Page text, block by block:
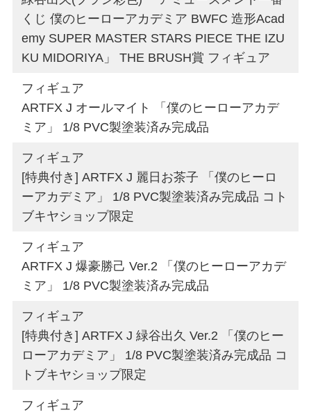
くじ 僕のヒーローアカデミア BWFC 造形Acad
emy SUPER MASTER STARS PIECE THE IZU
KU MIDORIYA」 THE BRUSH賞 フィギュア
フィギュア
ARTFX J オールマイト 「僕のヒーローアカデ
ミア」 1/8 PVC製塗装済み完成品
フィギュア
[特典付き] ARTFX J 麗日お茶子 「僕のヒーロ
ーアカデミア」 1/8 PVC製塗装済み完成品 コト
ブキヤショップ限定
フィギュア
ARTFX J 爆豪勝己 Ver.2 「僕のヒーローアカデ
ミア」 1/8 PVC製塗装済み完成品
フィギュア
[特典付き] ARTFX J 緑谷出久 Ver.2 「僕のヒー
ローアカデミア」 1/8 PVC製塗装済み完成品 コ
トブキヤショップ限定
フィギュア